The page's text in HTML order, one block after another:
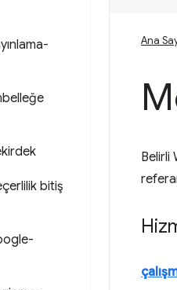
bitiş
Ana
Belirli